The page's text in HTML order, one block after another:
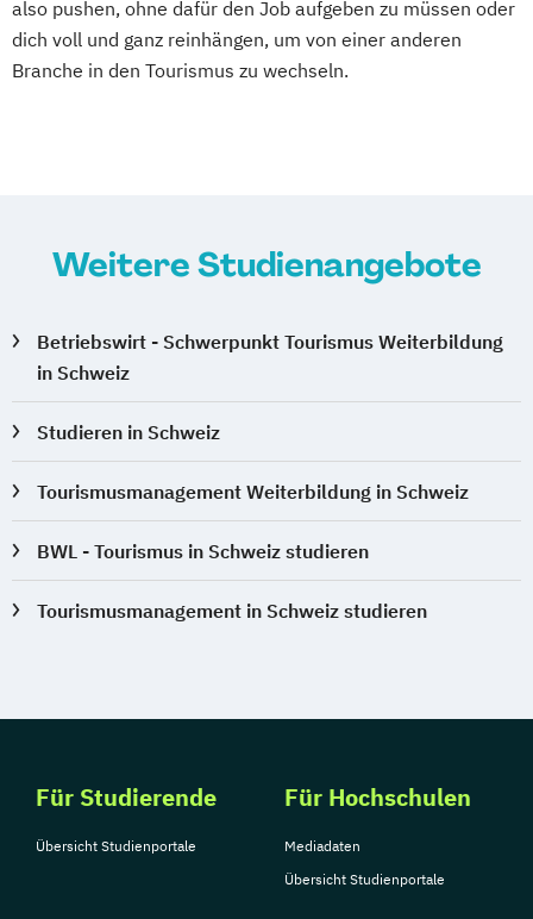
also pushen, ohne dafür den Job aufgeben zu müssen oder
dich voll und ganz reinhängen, um von einer anderen
Branche in den Tourismus zu wechseln.
Weitere Studienangebote
Betriebswirt - Schwerpunkt Tourismus Weiterbildung
in Schweiz
Studieren in Schweiz
Tourismusmanagement Weiterbildung in Schweiz
BWL - Tourismus in Schweiz studieren
Tourismusmanagement in Schweiz studieren
Für Studierende
Übersicht Studienportale
Für Hochschulen
Mediadaten
Übersicht Studienportale